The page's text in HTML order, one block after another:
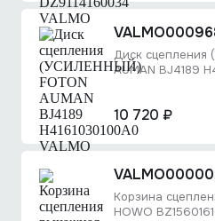
Диск сцепления
AUMAN BJ4189
10 720 ₽
Корзина
HOWO